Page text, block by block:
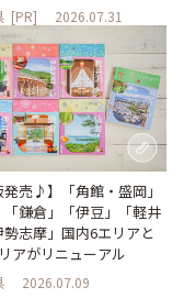
[PR] 2026.07.31
発売♪】「角館・盛岡」
「鎌倉」「伊豆」「軽井
志摩」国内6エリアと
アがリニューアル
2026.07.09